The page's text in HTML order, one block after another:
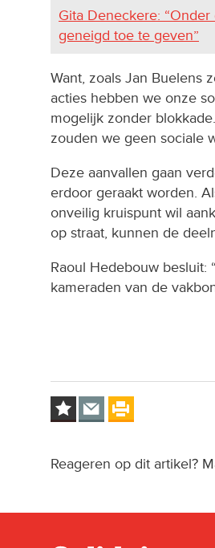
Gita Deneckere:
geneigd toe te geven”
Want, zoals Jan Buelens
acties hebben we onze
mogelijk zonder
zouden we geen sociale
Deze aanvallen gaan
erdoor geraakt worden.
onveilig kruispunt wil
op straat, kunnen de
Raoul Hedebouw besluit:
kameraden van de
Reageren op dit artikel?